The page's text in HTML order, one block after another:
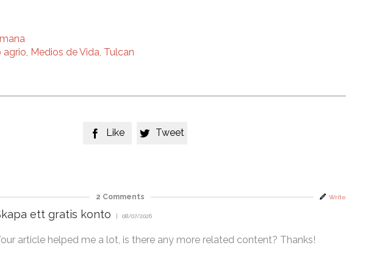
agrio, Medios de Vida, Tulcan
 Like  Tweet
2 Comments Write
ett gratis konto 08/07/2026
article helped me a lot, is there any more related content? Thanks!